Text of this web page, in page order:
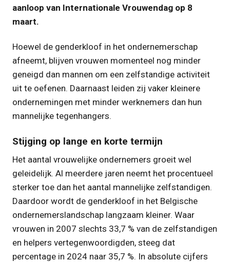
aanloop van Internationale Vrouwendag op 8
maart.
Hoewel de genderkloof in het ondernemerschap
afneemt, blijven vrouwen momenteel nog minder
geneigd dan mannen om een zelfstandige activiteit
uit te oefenen. Daarnaast leiden zij vaker kleinere
ondernemingen met minder werknemers dan hun
mannelijke tegenhangers.
Stijging op lange en korte termijn
Het aantal vrouwelijke ondernemers groeit wel
geleidelijk. Al meerdere jaren neemt het procentueel
sterker toe dan het aantal mannelijke zelfstandigen.
Daardoor wordt de genderkloof in het Belgische
ondernemerslandschap langzaam kleiner. Waar
vrouwen in 2007 slechts 33,7 % van de zelfstandigen
en helpers vertegenwoordigden, steeg dat
percentage in 2024 naar 35,7 %. In absolute cijfers